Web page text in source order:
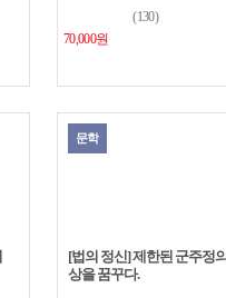
(130)
70,000원
문학
[법의 정신] 제한된 군주정
상을 꿈꾸다.